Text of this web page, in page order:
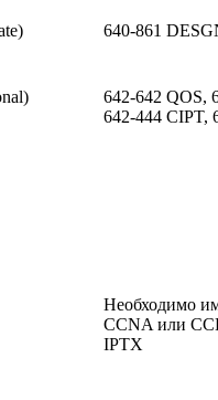
640-861
642-642 QOS,
642-444 CIPT,
Необходимо
CCNA или
IPTX